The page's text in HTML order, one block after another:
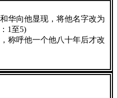
华向他显现，将他名字改为
1至5)
称呼他一个他八十年后才改